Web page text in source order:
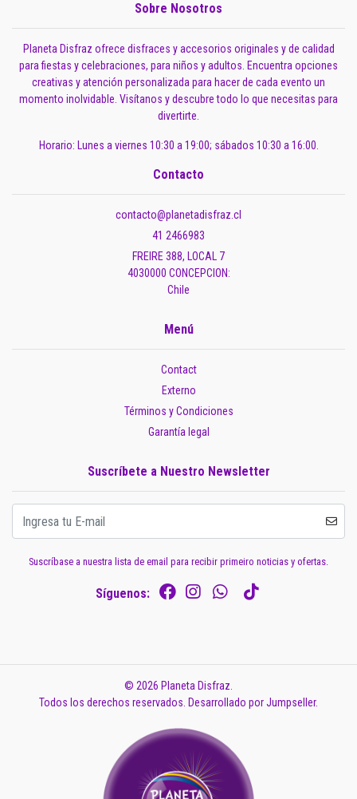
Sobre Nosotros
Planeta Disfraz ofrece disfraces y accesorios originales y de calidad
para fiestas y celebraciones, para niños y adultos. Encuentra opciones
creativas y atención personalizada para hacer de cada evento un
momento inolvidable. Visítanos y descubre todo lo que necesitas para
divertirte.
Horario: Lunes a viernes 10:30 a 19:00; sábados 10:30 a 16:00.
Contacto
contacto@planetadisfraz.cl
41 2466983
FREIRE 388, LOCAL 7
4030000 CONCEPCION:
Chile
Menú
Contact
Externo
Términos y Condiciones
Garantía legal
Suscríbete a Nuestro Newsletter
Suscríbase a nuestra lista de email para recibir primeiro noticias y ofertas.
Síguenos:
© 2026 Planeta Disfraz.
Todos los derechos reservados. Desarrollado por Jumpseller.